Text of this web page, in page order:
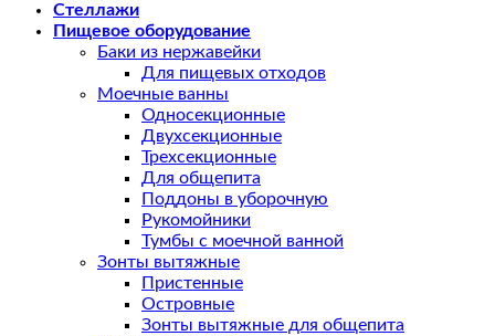
Стеллажи
Пищевое оборудование
Баки из нержавейки
Для пищевых отходов
Моечные ванны
Односекционные
Двухсекционные
Трехсекционные
Для общепита
Поддоны в уборочную
Рукомойники
Тумбы с моечной ванной
Зонты вытяжные
Пристенные
Островные
Зонты вытяжные для общепита